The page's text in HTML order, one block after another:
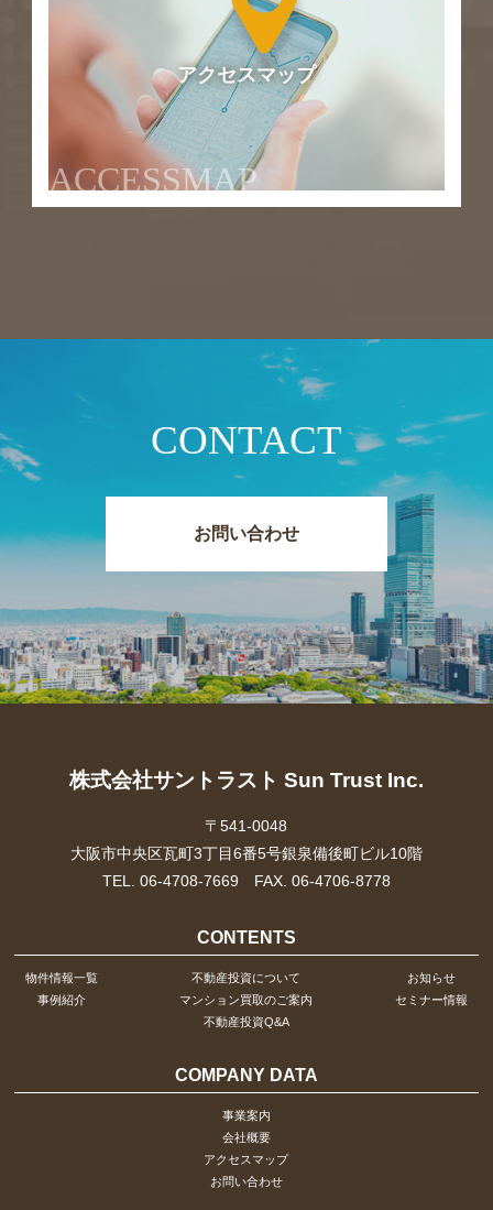
アクセスマップ
ACCESSMAP
CONTACT
お問い合わせ
株式会社サントラスト Sun Trust Inc.
〒541-0048
大阪市中央区瓦町3丁目6番5号銀泉備後町ビル10階
TEL. 06-4708-7669 FAX. 06-4706-8778
CONTENTS
物件情報一覧
事例紹介
不動産投資について
マンション買取のご案内
不動産投資Q&A
お知らせ
セミナー情報
COMPANY DATA
事業案内
会社概要
アクセスマップ
お問い合わせ